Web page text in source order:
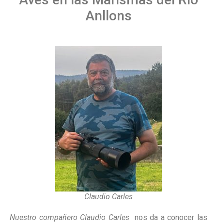
Anllons
Claudio Carles
Nuestro compañero Claudio Carles nos da a conocer las